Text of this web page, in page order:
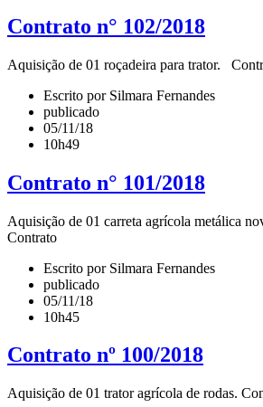
Contrato n° 102/2018
Aquisição de 01 roçadeira para trator.
Escrito por Silmara Fernandes
publicado
05/11/18
10h49
Contrato n° 101/2018
Aquisição de 01 carreta agrícola metálica
Contrato
Escrito por Silmara Fernandes
publicado
05/11/18
10h45
Contrato nº 100/2018
Aquisição de 01 trator agrícola de rodas.